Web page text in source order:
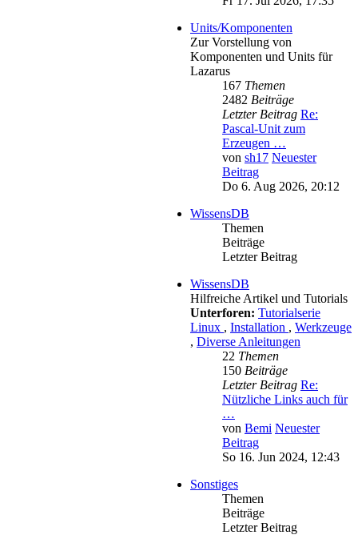
Units/Komponenten
Zur Vorstellung von
Komponenten und Units für
Lazarus
167 Themen
2482 Beiträge
Letzter Beitrag Re:
Pascal-Unit zum
Erzeugen …
von sh17 Neuester
Beitrag
Do 6. Aug 2026, 20:12
WissensDB
Themen
Beiträge
Letzter Beitrag
WissensDB
Hilfreiche Artikel und Tutorials
Unterforen: Tutorialserie
Linux , Installation , Werkzeuge
, Diverse Anleitungen
22 Themen
150 Beiträge
Letzter Beitrag Re:
Nützliche Links auch für
…
von Bemi Neuester
Beitrag
So 16. Jun 2024, 12:43
Sonstiges
Themen
Beiträge
Letzter Beitrag